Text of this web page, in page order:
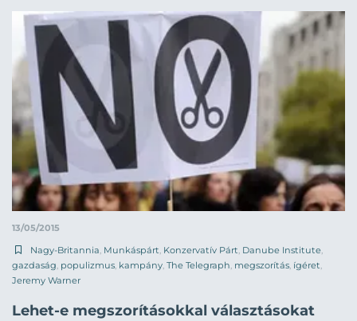
13/05/2015
Nagy-Britannia, Munkáspárt, Konzervatív Párt, Danube Institute,
gazdaság, populizmus, kampány, The Telegraph, megszorítás, ígéret,
Jeremy Warner
Lehet-e megszorításokkal választásokat